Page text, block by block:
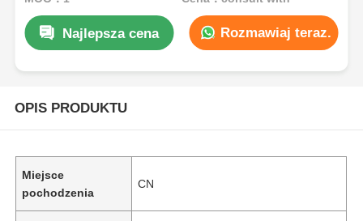
Najlepsza cena Rozmawiaj teraz.
OPIS PRODUKTU
Miejsce
pochodzenia
CN